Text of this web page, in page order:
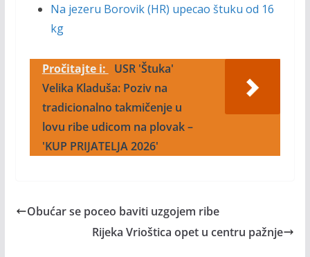
Na jezeru Borovik (HR) upecao štuku od 16
kg
Pročitajte i:
USR 'Štuka'
Velika Kladuša: Poziv na
tradicionalno takmičenje u
lovu ribe udicom na plovak –
'KUP PRIJATELJA 2026'
Obućar se poceo baviti uzgojem ribe
Rijeka Vrioštica opet u centru pažnje